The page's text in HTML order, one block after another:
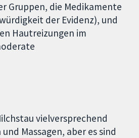
Gruppen, die Medikamente
der Evidenz), und
Hautreizungen im
vielversprechend
Massagen, aber es sind